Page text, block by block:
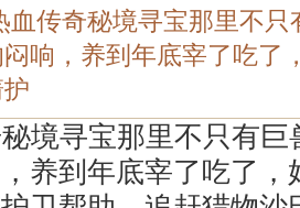
血传奇秘境寻宝那里不只
响，养到年底宰了吃了
境寻宝那里不只有巨
养到年底宰了吃了，